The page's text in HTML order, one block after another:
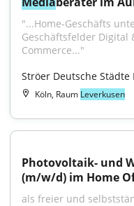
"...Home-Geschäfts
Geschäftsfelder Digital
Commerce..."
Ströer Deutsche Städte
Köln, Raum Leverkusen
Photovoltaik- und
(m/w/d) im Home
als freier und